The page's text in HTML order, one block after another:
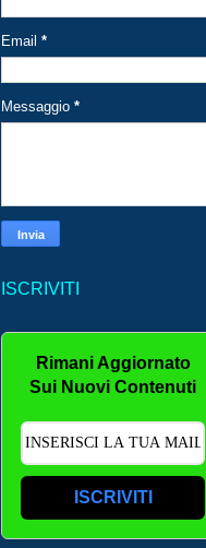
Email *
Messaggio *
ISCRIVITI
Rimani Aggiornato
Sui Nuovi Contenuti
ISCRIVITI